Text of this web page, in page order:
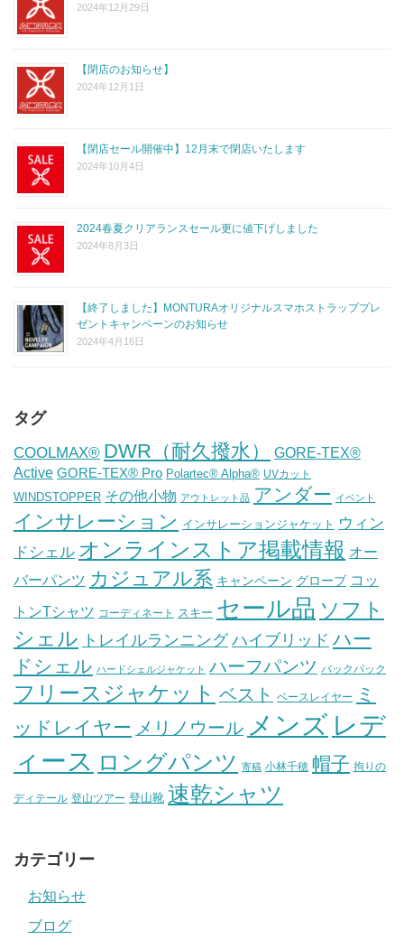
2024年12月29日
【閉店のお知らせ】
2024年12月1日
【閉店セール開催中】12月末で閉店いたします
2024年10月4日
2024春夏クリアランスセール更に値下げしました
2024年8月3日
【終了しました】MONTURAオリジナルスマホストラッププレ
ゼントキャンペーンのお知らせ
2024年4月16日
タグ
COOLMAX® DWR（耐久撥水）
GORE-TEX®
Active GORE-TEX® Pro Polartec® Alpha® UVカット
WINDSTOPPER その他小物 アウトレット品 アンダー イベント
インサレーション インサレーションジャケット ウィン
ドシェル オンラインストア掲載情報 オー
バーパンツ カジュアル系 キャンペーン グローブ コッ
トンTシャツ コーディネート スキー セール品 ソフト
シェル トレイルランニング ハイブリッド ハー
ドシェル ハードシェルジャケット ハーフパンツ バックパック
フリースジャケット ベスト ベースレイヤー
ミ
ッドレイヤー メリノウール メンズ レデ
ィース ロングパンツ 寄稿 小林千穂 帽子 拘りの
ディテール 登山ツアー 登山靴 速乾シャツ
カテゴリー
お知らせ
ブログ